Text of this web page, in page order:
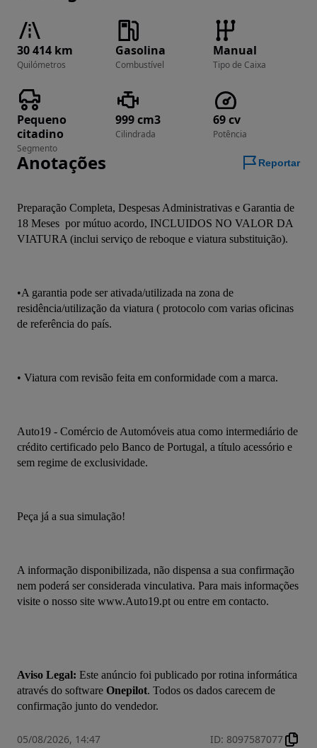
30 414 km
Quilómetros
Gasolina
Combustível
Manual
Tipo de Caixa
Pequeno
citadino
Segmento
999 cm3
Cilindrada
69 cv
Potência
Anotações Reportar
Preparação Completa, Despesas Administrativas e Garantia de
18 Meses  por mútuo acordo, INCLUIDOS NO VALOR DA
VIATURA (inclui serviço de reboque e viatura substituição).
•A garantia pode ser ativada/utilizada na zona de
residência/utilização da viatura ( protocolo com varias oficinas
de referência do país.
• Viatura com revisão feita em conformidade com a marca.
Auto19 - Comércio de Automóveis atua como intermediário de
crédito certificado pelo Banco de Portugal, a título acessório e
sem regime de exclusividade.
Peça já a sua simulação!
A informação disponibilizada, não dispensa a sua confirmação
nem poderá ser considerada vinculativa. Para mais informações
visite o nosso site www.Auto19.pt ou entre em contacto.
Aviso Legal: Este anúncio foi publicado por rotina informática
através do software Onepilot. Todos os dados carecem de
confirmação junto do vendedor.
05/08/2026, 14:47 ID: 8097587077